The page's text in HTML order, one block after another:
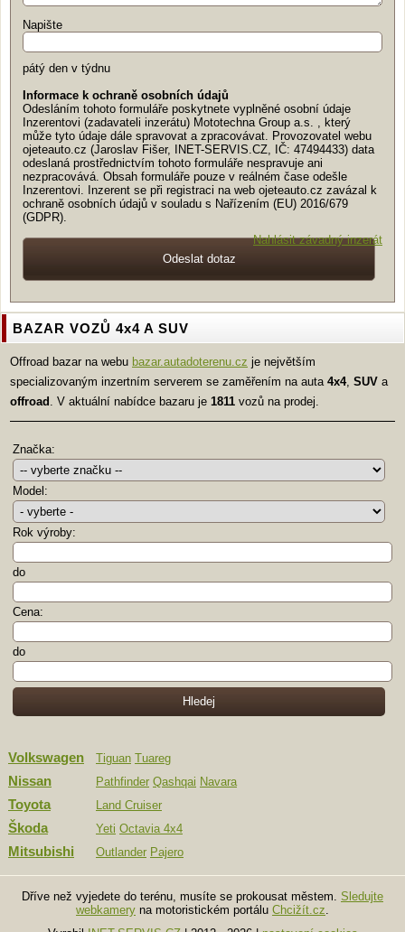
Napište
pátý den v týdnu
Informace k ochraně osobních údajů
Odesláním tohoto formuláře poskytnete vyplněné osobní údaje
Inzerentovi (zadavateli inzerátu) Mototechna Group a.s. , který
může tyto údaje dále spravovat a zpracovávat. Provozovatel webu
ojeteauto.cz (Jaroslav Fišer, INET-SERVIS.CZ, IČ: 47494433) data
odeslaná prostřednictvím tohoto formuláře nespravuje ani
nezpracovává. Obsah formuláře pouze v reálném čase odešle
Inzerentovi. Inzerent se při registraci na web ojeteauto.cz zavázal k
ochraně osobních údajů v souladu s Nařízením (EU) 2016/679
(GDPR).
Nahlásit závadný inzerát
BAZAR VOZŮ 4x4 A SUV
Offroad bazar na webu bazar.autadoterenu.cz je největším
specializovaným inzertním serverem se zaměřením na auta 4x4, SUV a
offroad
. V aktuální nabídce bazaru je 1811 vozů na prodej.
Značka:
Model:
Rok výroby:
do
Cena:
do
Volkswagen Tiguan Tuareg
Nissan Pathfinder Qashqai Navara
Toyota Land Cruiser
Škoda Yeti Octavia 4x4
Mitsubishi Outlander Pajero
Dříve než vyjedete do terénu, musíte se prokousat městem. Sledujte
webkamery na motoristickém portálu Chcižít.cz